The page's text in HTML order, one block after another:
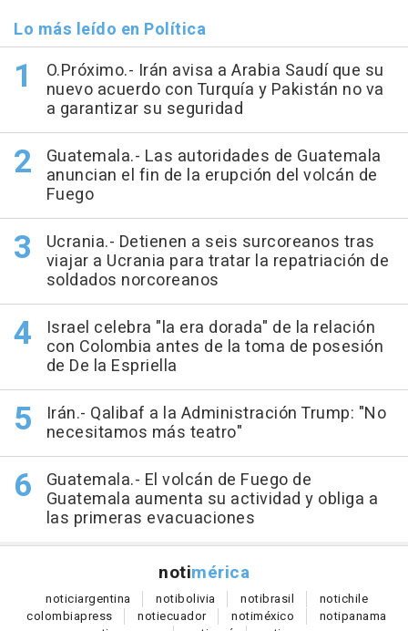
Lo más leído en Política
O.Próximo.- Irán avisa a Arabia Saudí que su
nuevo acuerdo con Turquía y Pakistán no va
a garantizar su seguridad
Guatemala.- Las autoridades de Guatemala
anuncian el fin de la erupción del volcán de
Fuego
Ucrania.- Detienen a seis surcoreanos tras
viajar a Ucrania para tratar la repatriación de
soldados norcoreanos
Israel celebra "la era dorada" de la relación
con Colombia antes de la toma de posesión
de De la Espriella
Irán.- Qalibaf a la Administración Trump: "No
necesitamos más teatro"
Guatemala.- El volcán de Fuego de
Guatemala aumenta su actividad y obliga a
las primeras evacuaciones
notimérica
noticiargentina notibolivia notibrasil notichile
colombiapress notiecuador notiméxico notipanama